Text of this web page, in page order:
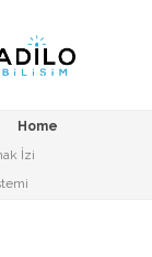
Home
İzi